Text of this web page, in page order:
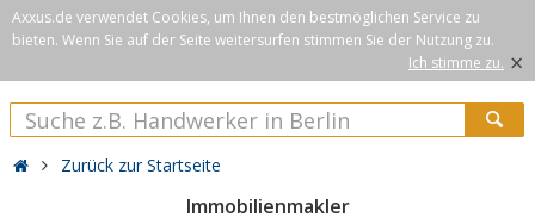
Axxus.de verwendet Cookies, um Ihnen den bestmöglichen Service zu
bieten. Wenn Sie auf der Seite weitersurfen stimmen Sie der Nutzung zu.
Ich stimme zu. ×
Zurück zur Startseite
Immobilienmakler